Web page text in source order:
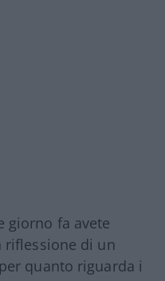
giorno fa avete
riflessione di un
quanto riguarda i